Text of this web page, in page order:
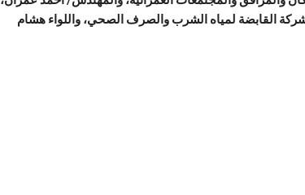
القابضة لمياه الشرب والصرف الصحي، واللواء هشام